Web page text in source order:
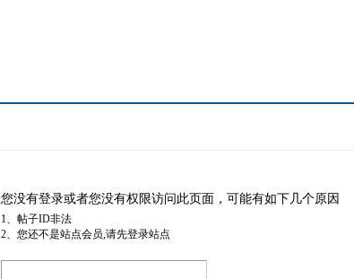
您没有登录或者您没有权限访问此页面，可能有如下几个原因
1、帖子ID非法
2、您还不是站点会员,请先登录站点